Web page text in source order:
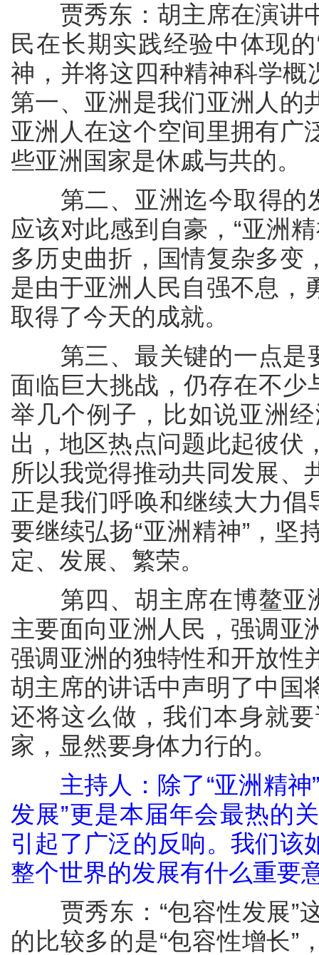
贾秀东：胡主席在演讲
民在长期实践经验中体现的
神，并将这四种精神科学概
第一、亚洲是我们亚洲人的
亚洲人在这个空间里拥有广
些亚洲国家是休戚与共的。
第二、亚洲迄今取得的发
应该对此感到自豪，“亚洲
多历史曲折，国情复杂多变
是由于亚洲人民自强不息，
取得了今天的成就。
第三、最关键的一点是要
面临巨大挑战，仍存在不少
举几个例子，比如说亚洲
出，地区热点问题此起彼伏
所以我觉得推动共同发展、
正是我们呼唤和继续大力倡
要继续弘扬“亚洲精神”，坚
定、发展、繁荣。
第四、胡主席在博鳌亚洲
主要面向亚洲人民，强调亚
强调亚洲的独特性和开放性
胡主席的讲话中声明了中国
还将这么做，我们本身就
家，显然要身体力行的。
主持人：除了“亚洲精
发展”更是本届年会最热的
引起了广泛的反响。我们该
整个世界的发展有什么重要
贾秀东：“包容性发展”
的比较多的是“包容性增长”